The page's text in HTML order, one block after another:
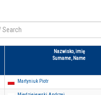
Nazwisko, imię
Surname, Name
Martyniuk Piotr